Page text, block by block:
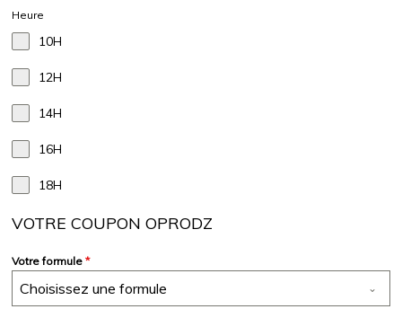
Heure
10H
12H
14H
16H
18H
VOTRE COUPON OPRODZ
Votre formule*
Choisissez une formule